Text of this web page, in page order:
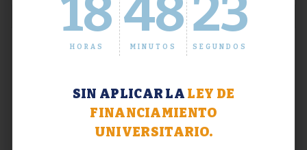
18
HORAS
48
MINUTOS
24
SEGUNDOS
SIN APLICAR LA LEY DE
FINANCIAMIENTO
UNIVERSITARIO.